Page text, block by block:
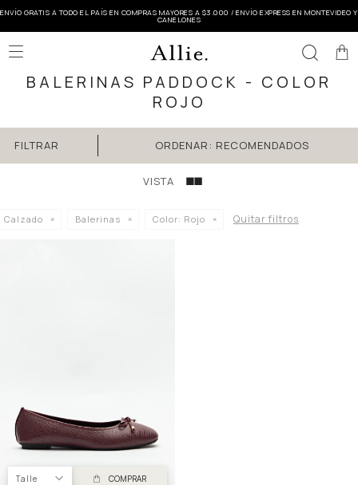
ENVÍO GRATIS A TODO EL PAÍS EN COMPRAS MAYORES A $3.000 / ENVÍO EXPRESS EN MONTEVIDEO Y
CANELONES

BALERINAS PADDOCK - COLOR
ROJO
RECOMENDADOS
Calzado Balerinas Color: Rojo Quitar filtros
Talle COMPRAR